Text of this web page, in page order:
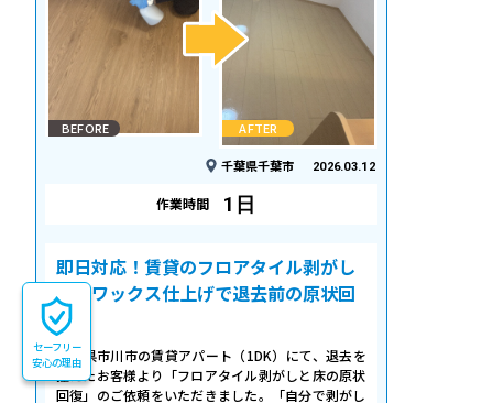
BEFORE AFTER
千葉県千葉市 2026.03.12
作業時間 1日
即日対応！賃貸のフロアタイル剥がし
＆床ワックス仕上げで退去前の原状回
復
千葉県市川市の賃貸アパート（1DK）にて、退去を
控えたお客様より「フロアタイル剥がしと床の原状
回復」のご依頼をいただきました。「自分で剥がし
セーフリー
安心の理由